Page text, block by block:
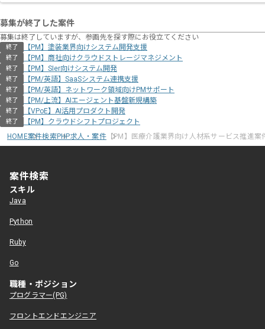
募集が終了した案件
募集は終了していますが、参画先を探す際にお役立てください
終了 【PM】塗装業界向けシステム開発支援
終了 【PM】商社向けクラウドストレージマネジメント
終了 【PM】SIer向けシステム開発
終了 【PM/英語】SaaSシステム連携支援
終了 【PM/英語】ネットワーク領域向けPMサポート
終了 【PM/上流】AIエージェント基盤新規構築
終了 【VPoE】AI活用プロダクト開発
終了
【PM】クラウドシフトプロジェクト
HOME案件検索PHP求人・案件【PM】医療介護業界向け人材系サービス推進案
案件検索
スキル
Java
Python
Ruby
Go
職種・ポジション
プログラマー(PG)
フロントエンドエンジニア